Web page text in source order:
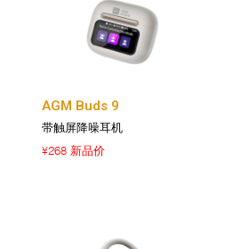
AGM Buds 9
带触屏降噪耳机
¥268 新品价